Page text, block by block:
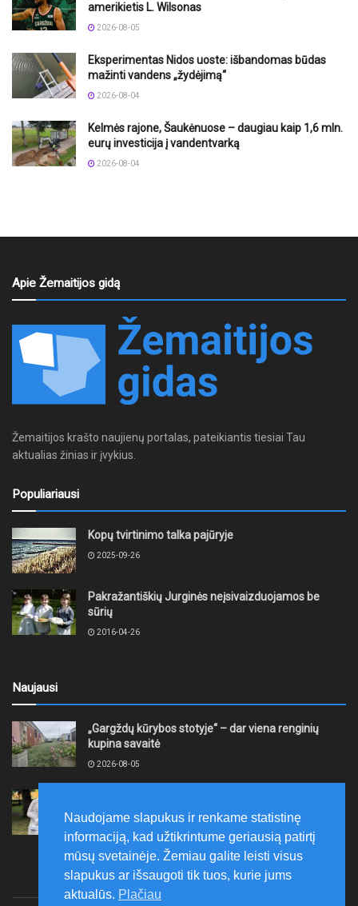
amerikietis L. Wilsonas
2026-08-05
Eksperimentas Nidos uoste: išbandomas būdas
mažinti vandens „žydėjimą“
2026-08-04
Kelmės rajone, Šaukėnuose – daugiau kaip 1,6 mln.
eurų investicija į vandentvarką
2026-08-04
Apie Žemaitijos gidą
Žemaitijos krašto naujienų portalas, pateikiantis tiesiai Tau
aktualias žinias ir įvykius.
Populiariausi
Kopų tvirtinimo talka pajūryje
2025-09-26
Pakražantiškių Jurginės neįsivaizduojamos be
sūrių
2016-04-26
Naujausi
„Gargždų kūrybos stotyje“ – dar viena renginių
kupina savaitė
2026-08-05
papuošė trys nauji kūriniai
2026-08-05
Naudojame slapukus ir renkame statistinę
informaciją, kad užtikrintume geriausią patirtį
mūsų svetainėje. Žemiau galite leisti visus
slapukus ar išsaugoti tik tuos, kurie jums
aktualūs. Plačiau